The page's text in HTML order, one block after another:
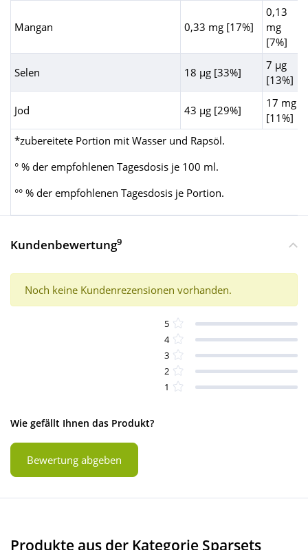
Mangan 0,33 mg [17%]
0,13
mg
[7%]
Selen 18 µg [33%]
7 µg
[13%]
Jod 43 µg [29%]
17 mg
[11%]
*zubereitete Portion mit Wasser und Rapsöl.
° % der empfohlenen Tagesdosis je 100 ml.
°° % der empfohlenen Tagesdosis je Portion.
Kundenbewertung9
Noch keine Kundenrezensionen vorhanden.
5
4
3
2
1
Wie gefällt Ihnen das Produkt?
Bewertung abgeben
Produkte aus der Kategorie Sparsets